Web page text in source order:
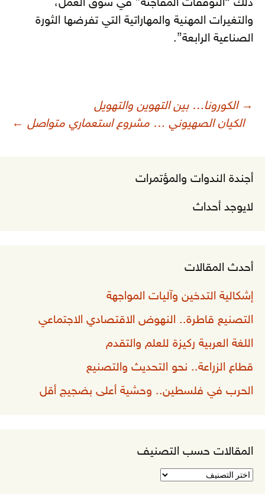
ذلك “التوقفات المفاجئة” في سوق العمل،
والتغيرات المهنية والمهاراتية التي تفرضها الثورة
الصناعية الرابعة”.
تصفّح
المقالات
→ الكورونا… بين التهوين والتهويل
الكيان الصهيوني … مشروع استعماري متواصل ←
أجندة الندوات والمؤتمرات
لايوجد أحداث
أحدث المقالات
إشكالية التدخين وآليات المواجهة
التصنيع قاطرة.. النهوض الاقتصادي الاجتماعي
اللغة العربية ركيزة للعلم والتقدم
قطاع الزراعة.. نحو التحديث والتصنيع
الحرب في فلسطين.. وحشية أعلى بضجيج أقل
المقالات حسب التصنيف
المقالات